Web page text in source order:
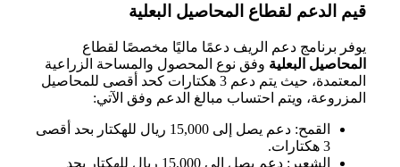
قيم الدعم لقطاع المحاصيل البعلية
يوفر برنامج دعم الريف دعمًا ماليًا مخصصًا لقطاع
المحاصيل البعلية وفق نوع المحصول والمساحة الزراعية
المعتمدة، حيث يتم دعم 3 هكتارات كحد أقصى للمحاصيل
المزروعة، ويتم احتساب مبالغ الدعم وفق الآتي:
القمح: دعم يصل إلى 15,000 ريال للهكتار بحد أقصى
3 هكتارات.
الشعير: دعم يصل إلى 15,000 ريال للهكتار بحد